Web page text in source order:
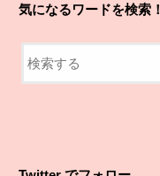
気になるワードを検索！